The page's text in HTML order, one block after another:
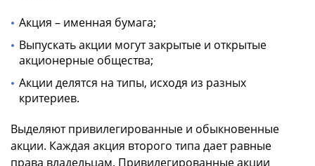
Акция – именная бумага;
Выпускать акции могут закрытые и открытые
акционерные общества;
Акции делятся на типы, исходя из разных
критериев.
Выделяют привилегированные и обыкновенные
акции. Каждая акция второго типа дает равные
права владельцам. Привилегированные акции